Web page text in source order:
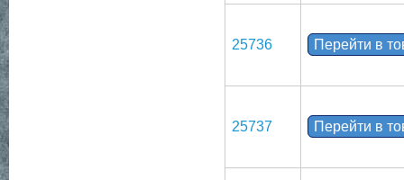
25736 Перейти в
25737 Перейти в